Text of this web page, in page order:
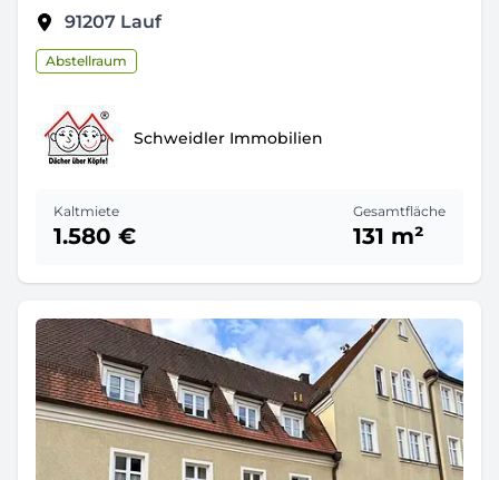
91207 Lauf
Abstellraum
Schweidler Immobilien
Kaltmiete
1.580 €
Gesamtfläche
131 m²